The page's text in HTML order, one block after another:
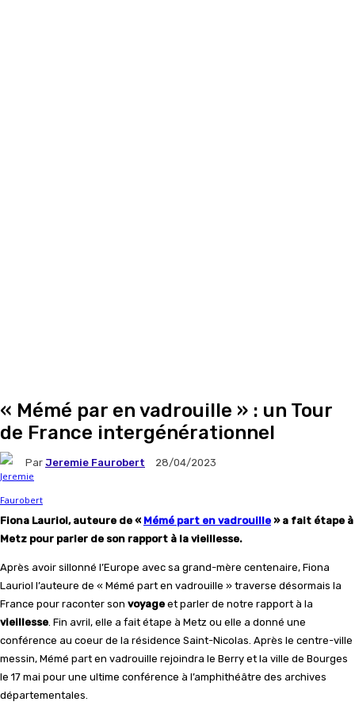
« Mémé par en vadrouille » : un Tour
de France intergénérationnel
Par Jeremie Faurobert 28/04/2023
Fiona Lauriol, auteure de « Mémé part en vadrouille » a fait étape à
Metz pour parler de son rapport à la vieillesse.
Après avoir sillonné l’Europe avec sa grand-mère centenaire, Fiona
Lauriol l’auteure de « Mémé part en vadrouille » traverse désormais la
France pour raconter son voyage et parler de notre rapport à la
vieillesse. Fin avril, elle a fait étape à Metz ou elle a donné une
conférence au coeur de la résidence Saint-Nicolas. Après le centre-ville
messin, Mémé part en vadrouille rejoindra le Berry et la ville de Bourges
le 17 mai pour une ultime conférence à l’amphithéâtre des archives
départementales.